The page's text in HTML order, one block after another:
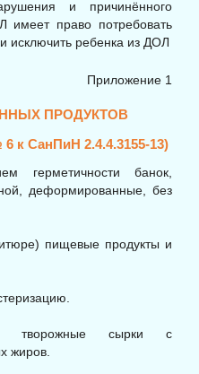
и причинённого
право потребовать
исключить ребенка из ДОЛ
Приложение 1
ПРОДУКТОВ
к СанПиН 2.4.4.3155-13)
герметичности банок,
деформированные, без
пищевые продукты и
творожные сырки с
жиров.